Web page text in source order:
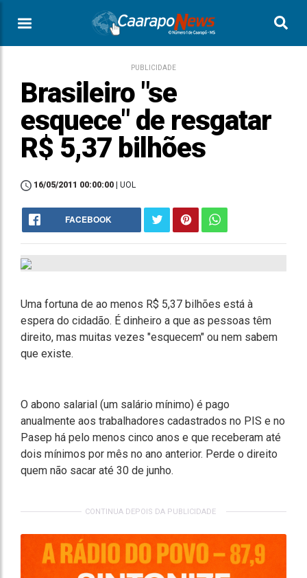
PUBLICIDADE
Brasileiro "se
esquece" de resgatar
R$ 5,37 bilhões
16/05/2011 00:00:00 | UOL
FACEBOOK
Uma fortuna de ao menos R$ 5,37 bilhões está à
espera do cidadão. É dinheiro a que as pessoas têm
direito, mas muitas vezes "esquecem" ou nem sabem
que existe.
O abono salarial (um salário mínimo) é pago
anualmente aos trabalhadores cadastrados no PIS e no
Pasep há pelo menos cinco anos e que receberam até
dois mínimos por mês no ano anterior. Perde o direito
quem não sacar até 30 de junho.
CONTINUA DEPOIS DA PUBLICIDADE